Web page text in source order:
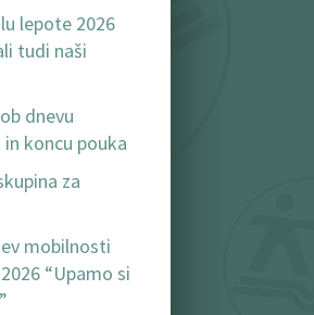
lepote 2026
tudi naši
dnevu
koncu pouka
za
mobilnosti
“Upamo si